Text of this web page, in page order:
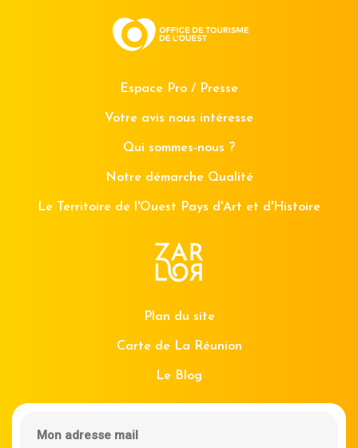
Espace Pro / Presse
Votre avis nous intéresse
Qui sommes-nous ?
Notre démarche Qualité
Le Territoire de l'Ouest Pays d'Art et d'Histoire
Plan du site
Carte de La Réunion
Le Blog